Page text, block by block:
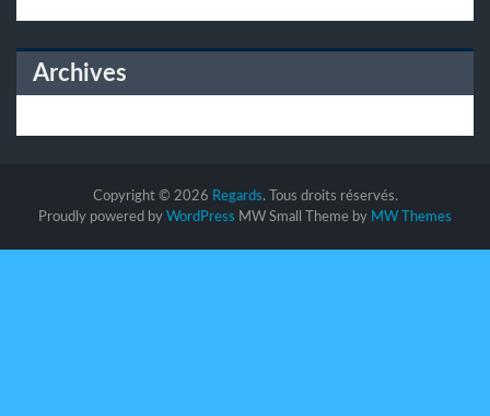
Archives
Copyright © 2026 Regards. Tous droits réservés.
Proudly powered by WordPress MW Small Theme by MW Themes